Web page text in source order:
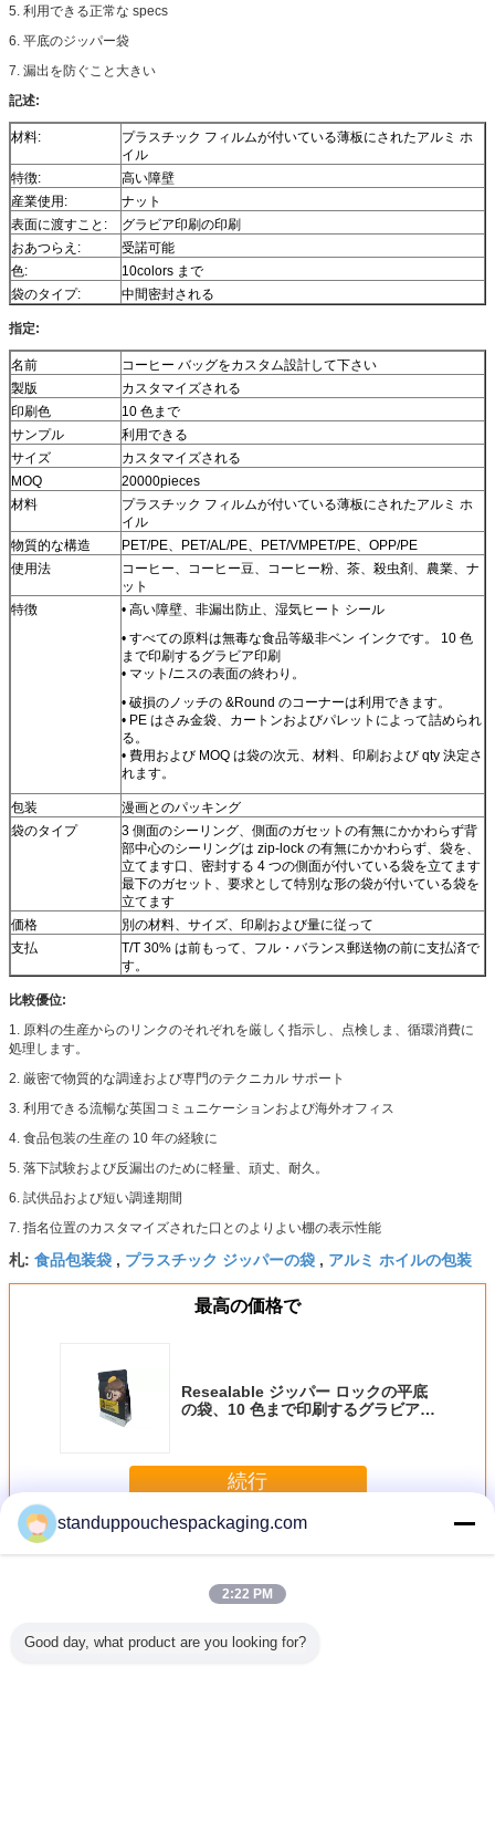
5. 利用できる正常な specs
6. 平底のジッパー袋
7. 漏出を防ぐこと大きい
記述:
材料:
プラスチック フィルムが付いている薄板にされたアルミ ホ
イル
特徴:
高い障壁
産業使用:
ナット
表面に渡すこと:
グラビア印刷の印刷
おあつらえ:
受諾可能
色:
10colors まで
袋のタイプ:
中間密封される
指定:
名前
コーヒー バッグをカスタム設計して下さい
製版
カスタマイズされる
印刷色
10 色まで
サンプル
利用できる
サイズ
カスタマイズされる
MOQ
20000pieces
材料
プラスチック フィルムが付いている薄板にされたアルミ ホ
イル
物質的な構造
PET/PE、PET/AL/PE、PET/VMPET/PE、OPP/PE
使用法
コーヒー、コーヒー豆、コーヒー粉、茶、殺虫剤、農業、ナ
ット
特徴
• 高い障壁、非漏出防止、湿気ヒート シール
• すべての原料は無毒な食品等級非ベン インクです。 10 色
まで印刷するグラビア印刷
• マット/ニスの表面の終わり。
• 破損のノッチの &Round のコーナーは利用できます。
• PE はさみ金袋、カートンおよびパレットによって詰められ
る。
• 費用および MOQ は袋の次元、材料、印刷および qty 決定さ
れます。
包装
漫画とのパッキング
袋のタイプ
3 側面のシーリング、側面のガセットの有無にかかわらず背
部中心のシーリングは zip-lock の有無にかかわらず、袋を、
立てます口、密封する 4 つの側面が付いている袋を立てます
最下のガセット、要求として特別な形の袋が付いている袋を
立てます
価格
別の材料、サイズ、印刷および量に従って
支払
T/T 30% は前もって、フル・バランス郵送物の前に支払済で
す。
比較優位:
1. 原料の生産からのリンクのそれぞれを厳しく指示し、点検しま、循環消費に
処理します。
2. 厳密で物質的な調達および専門のテクニカル サポート
3. 利用できる流暢な英国コミュニケーションおよび海外オフィス
4. 食品包装の生産の 10 年の経験に
5. 落下試験および反漏出のために軽量、頑丈、耐久。
6. 試供品および短い調達期間
7. 指名位置のカスタマイズされた口とのよりよい棚の表示性能
札: 食品包装袋 , プラスチック ジッパーの袋 , アルミ ホイルの包装
最高の価格で
Resealable ジッパー ロックの平底
の袋、10 色まで印刷するグラビア印
続行
多く平底の袋
standuppouchespackaging.com
2:22 PM
Good day, what product are you looking for?